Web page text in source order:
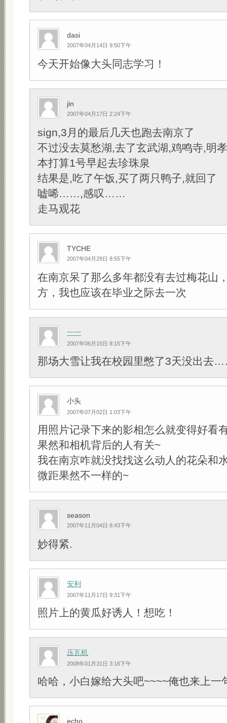
dasi
2007年04月14日 9:50下午
今天开始像大头同志学习！
jin
2007年04月17日 2:24下午
sign,3月的最后几天也跑去南京了
不过没去莫愁湖,去了玄武湖,鸡鸣寺,明
本打算1号早起去珍珠泉
结果是,吃了午饭,买了两只鸭子,就回了
嘘唏……,感叹……
走马观花
TYCHE
2007年04月29日 8:55下午
在南京呆了那么多年都没有去过梅花山
方，我也应该在毕业之际去一次
一一
2007年06月15日 8:15下午
那场大雪让我在校园里憋了3天没出去
小头
2007年07月02日 1:03下午
用照片记录下来的影相怎么就变得好看
果然和相机背后的人有关~
我在南京咋就没找找这么动人的花朵和
微距果然不一样的~
season
2007年11月04日 8:43下午
妙得紧.
安利
2007年11月17日 9:31下午
照片上的黄瓜好诱人！想吃！
压瓦机
2008年01月31日 3:16下午
哈哈，小白嫁给大头吧~~~~俺也来上一
echo